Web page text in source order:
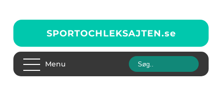
SPORTOCHLEKSAJTEN.se
Menu